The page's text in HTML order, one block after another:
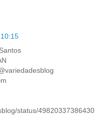
status/49820337386430